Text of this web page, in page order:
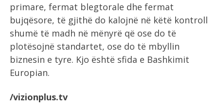
primare, fermat blegtorale dhe fermat
bujqësore, të gjithë do kalojnë në këtë kontroll
shumë të madh në mënyrë që ose do të
plotësojnë standartet, ose do të mbyllin
biznesin e tyre. Kjo është sfida e Bashkimit
Europian.
/vizionplus.tv